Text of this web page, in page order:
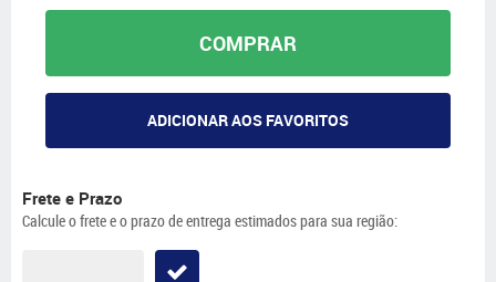
COMPRAR
ADICIONAR AOS FAVORITOS
Frete e Prazo
Calcule o frete e o prazo de entrega estimados para sua região: